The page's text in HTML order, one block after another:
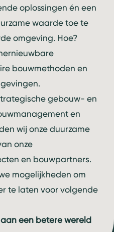
oplossingen én een
waarde toe te
omgeving. Hoe?
bouwmethoden en
gebouw- en
en
wij onze duurzame
onze
en bouwpartners.
mogelijkheden om
te laten voor volgende
een betere wereld